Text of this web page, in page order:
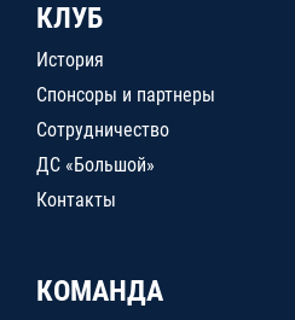
КЛУБ
История
Спонсоры и партнеры
Сотрудничество
ДС «Большой»
Контакты
КОМАНДА